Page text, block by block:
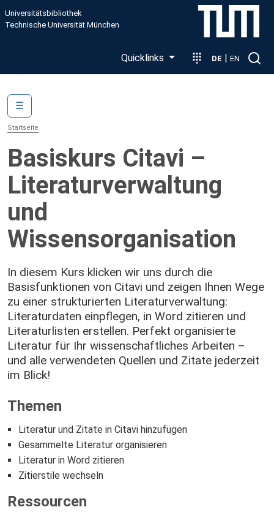
Direkt zum Inhalt
Universitätsbibliothek
Technische Universität München
Quicklinks DE | EN
Startseite
Basiskurs Citavi –
Literaturverwaltung
und
Wissensorganisation
In diesem Kurs klicken wir uns durch die
Basisfunktionen von Citavi und zeigen Ihnen Wege
zu einer strukturierten Literaturverwaltung:
Literaturdaten einpflegen, in Word zitieren und
Literaturlisten erstellen. Perfekt organisierte
Literatur für Ihr wissenschaftliches Arbeiten –
und alle verwendeten Quellen und Zitate jederzeit
im Blick!
Themen
Literatur und Zitate in Citavi hinzufügen
Gesammelte Literatur organisieren
Literatur in Word zitieren
Zitierstile wechseln
Ressourcen
☰